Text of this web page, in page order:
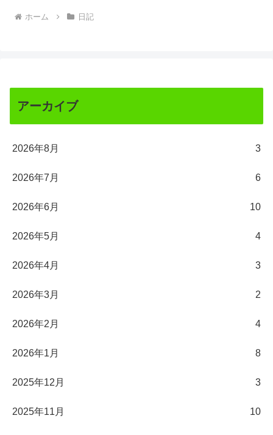
ホーム 日記
アーカイブ
2026年8月 3
2026年7月 6
2026年6月 10
2026年5月 4
2026年4月 3
2026年3月 2
2026年2月 4
2026年1月 8
2025年12月 3
2025年11月 10